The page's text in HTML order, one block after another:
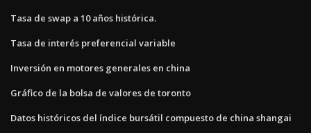
Tasa de swap a 10 años histórica.
Tasa de interés preferencial variable
Inversión en motores generales en china
Gráfico de la bolsa de valores de toronto
Datos históricos del índice bursátil compuesto de china shangai